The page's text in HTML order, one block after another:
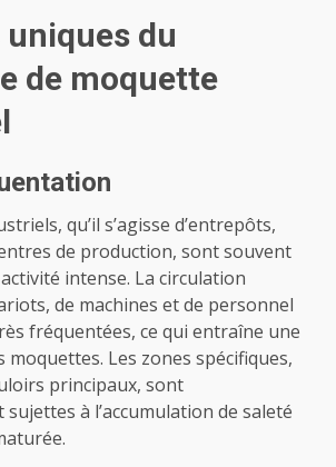
uniques du
de moquette
qu’il s’agisse d’entrepôts,
de production, sont souvent
intense. La circulation
de machines et de personnel
fréquentées, ce qui entraîne une
moquettes. Les zones spécifiques,
principaux, sont
à l’accumulation de saleté